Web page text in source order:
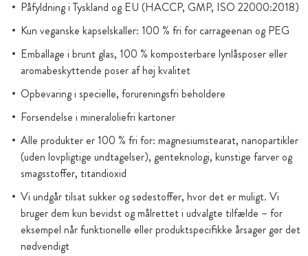
Påfyldning i Tyskland og EU (HACCP, GMP, ISO 22000:2018)
Kun veganske kapselskaller: 100 % fri for carrageenan og PEG
Emballage i brunt glas, 100 % komposterbare lynlåsposer eller
aromabeskyttende poser af høj kvalitet
Opbevaring i specielle, forureningsfri beholdere
Forsendelse i mineraloliefri kartoner
Alle produkter er 100 % fri for: magnesiumstearat, nanopartikler
(uden lovpligtige undtagelser), genteknologi, kunstige farver og
smagsstoffer, titandioxid
Vi undgår tilsat sukker og sødestoffer, hvor det er muligt. Vi
bruger dem kun bevidst og målrettet i udvalgte tilfælde – for
eksempel når funktionelle eller produktspecifikke årsager gør det
nødvendigt